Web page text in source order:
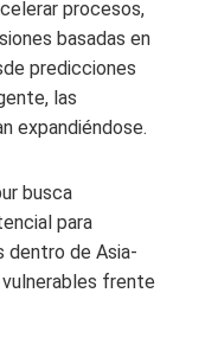
procesos,
basadas en
predicciones
las
expandiéndose.
busca
para
de Asia-
frente